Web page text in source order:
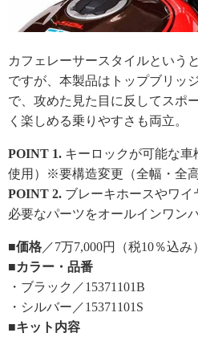
カフェレーサースタイルという
ですが、本製品はトップブリッ
で、攻めた見た目に反してスポ
く楽しめる乗りやすさも両立。
POINT 1. キーロックが可能な
使用）※要構造変更（全幅・全高
POINT 2. ブレーキホースやワ
必要なパーツをオールインワン
■価格 ／7万7,000円（税10％込み）
■カラー・品番
・ブラック／15371101B
・シルバー／15371101S
■キット内容